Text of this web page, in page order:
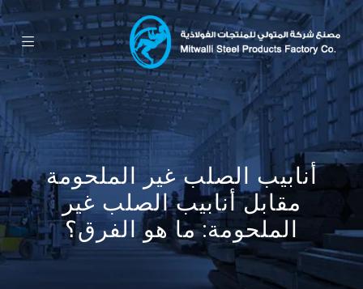
أنابيب الصلب غير الملحومة
مقابل أنابيب الصلب غير
الملحومة: ما هو الفرق؟